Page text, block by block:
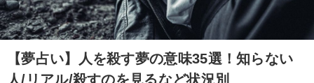
【夢占い】人を殺す夢の意味35選！知らない
人/リアル/殺すのを見るなど状況別